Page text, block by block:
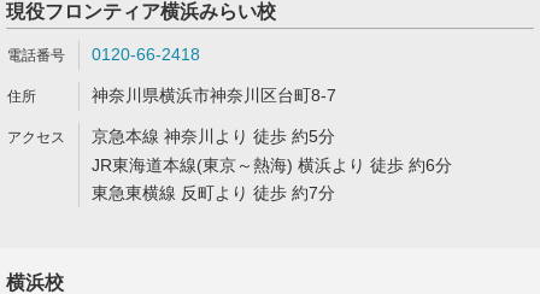
現役フロンティア横浜みらい校
0120-66-2418
神奈川県横浜市神奈川区台町8-7
京急本線 神奈川より 徒歩 約5分
JR東海道本線(東京～熱海) 横浜より 徒歩 約6分
東急東横線 反町より 徒歩 約7分
横浜校